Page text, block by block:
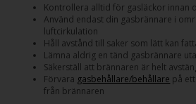
Kontrollera alltid för gasläckor innan
Använd endast din gasbrännare i
luftcirkulation
Håll avstånd till saker som lätt kan
Lämna aldrig en tänd gasbrännare
Säkerställ att brännaren är helt
Förvara gasbehållare/behållare på
från brännaren